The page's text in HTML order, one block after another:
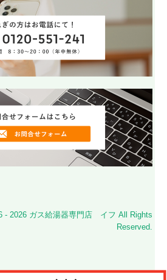
- 2026 ガス給湯器専門店 イフ All Rights
Reserved.